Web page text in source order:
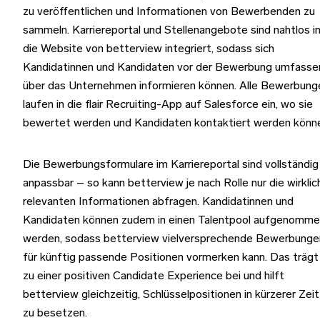
zu veröffentlichen und Informationen von Bewerbenden zu
sammeln. Karriereportal und Stellenangebote sind nahtlos in
die Website von betterview integriert, sodass sich
Kandidatinnen und Kandidaten vor der Bewerbung
über das Unternehmen informieren können. Alle
laufen in die flair Recruiting-App auf Salesforce ein, wo sie
bewertet werden und Kandidaten kontaktiert werden
Die Bewerbungsformulare im Karriereportal sind vollständig
anpassbar – so kann betterview je nach Rolle nur die
relevanten Informationen abfragen. Kandidatinnen und
Kandidaten können zudem in einen Talentpool
werden, sodass betterview vielversprechende
für künftig passende Positionen vormerken kann. Das trägt
zu einer positiven Candidate Experience bei und hilft
betterview gleichzeitig, Schlüsselpositionen in kürzerer Zeit
zu besetzen.